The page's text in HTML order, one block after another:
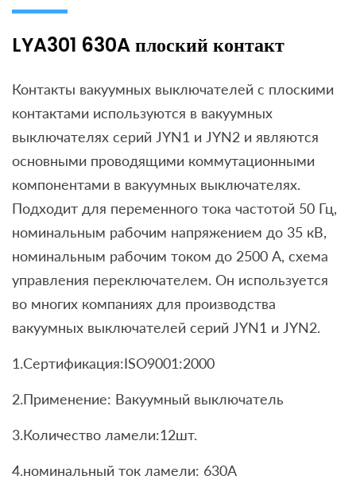
LYA301 630A плоский контакт
Контакты вакуумных выключателей с плоскими
контактами используются в вакуумных
выключателях серий JYN1 и JYN2 и являются
основными проводящими коммутационными
компонентами в вакуумных выключателях.
Подходит для переменного тока частотой 50 Гц,
номинальным рабочим напряжением до 35 кВ,
номинальным рабочим током до 2500 А, схема
управления переключателем. Он используется
во многих компаниях для производства
вакуумных выключателей серий JYN1 и JYN2.
1.Сертификация:ISO9001:2000
2.Применение: Вакуумный выключатель
3.Количество ламели:12шт.
4.номинальный ток ламели: 630A